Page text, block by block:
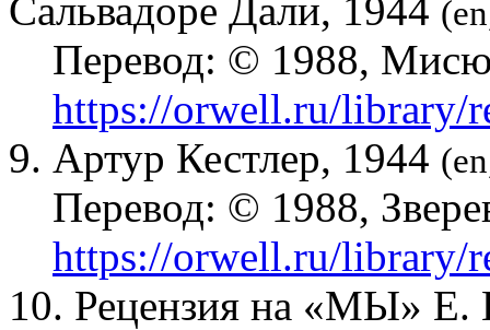
Сальвадоре Дали, 1944
Перевод: © 1988,
https://orwell.ru/library/
9. Артур Кестлер, 1944
Перевод: © 1988,
https://orwell.ru/library/
10. Рецензия на «МЫ» Е.